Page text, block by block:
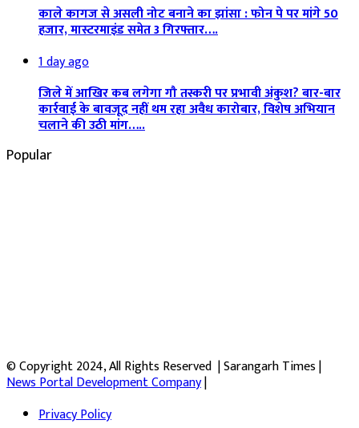
काले कागज से असली नोट बनाने का झांसा : फोन पे पर मांगे 50
हजार, मास्टरमाइंड समेत 3 गिरफ्तार….
1 day ago
जिले में आखिर कब लगेगा गौ तस्करी पर प्रभावी अंकुश? बार-बार
कार्रवाई के बावजूद नहीं थम रहा अवैध कारोबार, विशेष अभियान
चलाने की उठी मांग…..
Popular
© Copyright 2024, All Rights Reserved | Sarangarh Times |
News Portal Development Company|
Privacy Policy